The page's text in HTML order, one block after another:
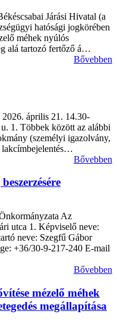
Járási Hivatal (a
hatósági jogkörében
méhek nyúlós
alá tartozó fertőző á…
Bővebben
április 21. 14.30-
1. Többek között az alábbi
(személyi igazolvány,
Bővebben
Az
utca 1. Képviselő neve:
neve: Szegfű Gábor
+36/30-9-217-240 E-mail
Bővebben
mézelő méhek
megállapítása